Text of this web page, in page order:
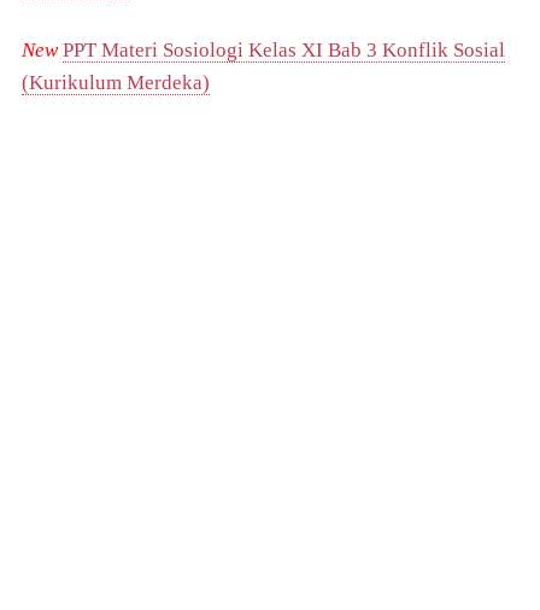
New PPT Materi Sosiologi Kelas XI Bab 3 Konflik Sosial
(Kurikulum Merdeka)